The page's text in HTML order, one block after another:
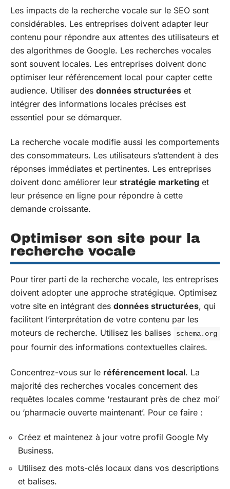
Les impacts de la recherche vocale sur le SEO sont
considérables. Les entreprises doivent adapter leur
contenu pour répondre aux attentes des utilisateurs et
des algorithmes de Google. Les recherches vocales
sont souvent locales. Les entreprises doivent donc
optimiser leur référencement local pour capter cette
audience. Utiliser des données structurées et
intégrer des informations locales précises est
essentiel pour se démarquer.
La recherche vocale modifie aussi les comportements
des consommateurs. Les utilisateurs s’attendent à des
réponses immédiates et pertinentes. Les entreprises
doivent donc améliorer leur stratégie marketing et
leur présence en ligne pour répondre à cette
demande croissante.
Optimiser son site pour la
recherche vocale
Pour tirer parti de la recherche vocale, les entreprises
doivent adopter une approche stratégique. Optimisez
votre site en intégrant des données structurées, qui
facilitent l’interprétation de votre contenu par les
moteurs de recherche. Utilisez les balises
schema.org
pour fournir des informations contextuelles claires.
Concentrez-vous sur le référencement local. La
majorité des recherches vocales concernent des
requêtes locales comme ‘restaurant près de chez moi’
ou ‘pharmacie ouverte maintenant’. Pour ce faire :
Créez et maintenez à jour votre profil Google My
Business.
Utilisez des mots-clés locaux dans vos descriptions
et balises.